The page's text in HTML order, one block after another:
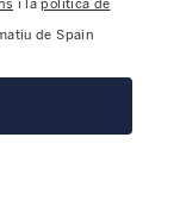
i lapolítica de
de Spain